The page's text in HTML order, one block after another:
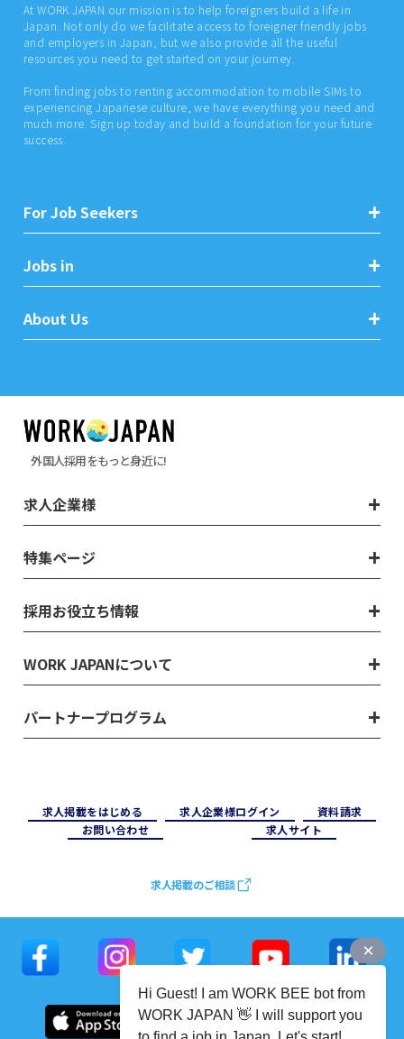
At WORK JAPAN our mission is to help foreigners build a life in
Japan. Not only do we facilitate access to foreigner friendly jobs
and employers in Japan, but we also provide all the useful
resources you need to get started on your journey.
From finding jobs to renting accommodation to mobile SIMs to
experiencing Japanese culture, we have everything you need and
much more. Sign up today and build a foundation for your future
success.
For Job Seekers
Jobs in
About Us
外国人採用をもっと身近に!
求人企業様
特集ページ
採用お役立ち情報
WORK JAPANについて
パートナープログラム
求⼈掲載をはじめる 求⼈企業様ログイン
資料請求
お問い合わせ
求⼈サイト
求人掲載のご相談
Hi Guest! I am WORK BEE bot from
WORK JAPAN 👋 I will support you